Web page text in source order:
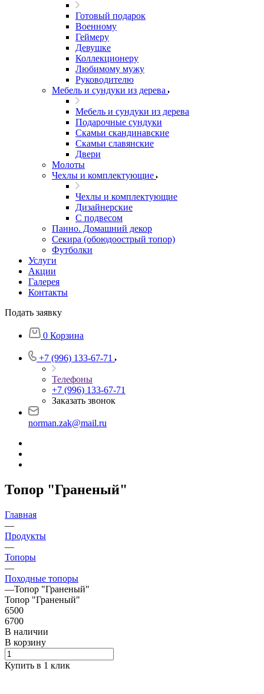
Готовый подарок
Военному
Геймеру
Девушке
Коллекционеру
Любимому мужу
Руководителю
Мебель и сундуки из дерева
Мебель и сундуки из дерева
Подарочные сундуки
Скамьи скандинавские
Скамьи славянские
Двери
Молоты
Чехлы и комплектующие
Чехлы и комплектующие
Дизайнерские
С подвесом
Панно. Домашний декор
Секира (обоюдоострый топор)
Футболки
Услуги
Акции
Галерея
Контакты
Подать заявку
0 Корзина
+7 (996) 133-67-71
Телефоны
+7 (996) 133-67-71
Заказать звонок
norman.zak@mail.ru
Топор "Граненый"
Главная
—
Продукты
—
Топоры
—
Походные топоры
—Топор "Граненый"
Топор "Граненый"
6500
6700
В наличии
В корзину
Купить в 1 клик